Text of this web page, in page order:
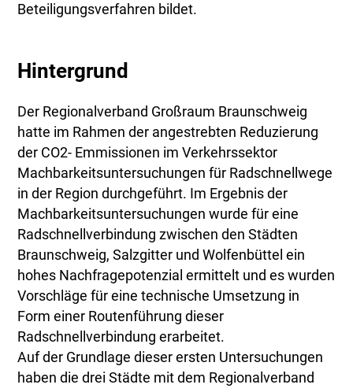
Beteiligungsverfahren bildet.
Hintergrund
Der Regionalverband Großraum Braunschweig
hatte im Rahmen der angestrebten Reduzierung
der CO2- Emmissionen im Verkehrssektor
Machbarkeitsuntersuchungen für Radschnellwege
in der Region durchgeführt. Im Ergebnis der
Machbarkeitsuntersuchungen wurde für eine
Radschnellverbindung zwischen den Städten
Braunschweig, Salzgitter und Wolfenbüttel ein
hohes Nachfragepotenzial ermittelt und es wurden
Vorschläge für eine technische Umsetzung in
Form einer Routenführung dieser
Radschnellverbindung erarbeitet.
Auf der Grundlage dieser ersten Untersuchungen
haben die drei Städte mit dem Regionalverband